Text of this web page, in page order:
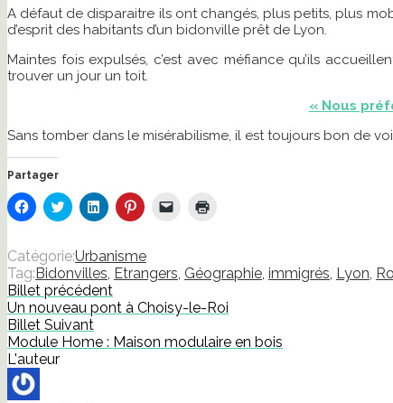
A défaut de disparaitre ils ont changés, plus petits, plus
d’esprit des habitants d’un bidonville prêt de Lyon.
Maintes fois expulsés, c’est avec méfiance qu’ils
trouver un jour un toit.
« Nous
Sans tomber dans le misérabilisme, il est toujours bon de
Partager
Cliquez
pour
Facebook(ouvre
dans
une
nouvelle
fenêtre)
Cliquez
pour
Twitter(ouvre
dans
une
nouvelle
fenêtre)
Cliquez
pour
LinkedIn(ouvre
dans
une
nouvelle
fenêtre)
Cliquez
pour
Pinterest(ouvre
dans
une
nouvelle
fenêtre)
Cliquer
pour
e-
un
ami(ouvre
dans
une
fenêtre)
Catégorie:Urbanisme
Tag: Bidonvilles, Etrangers, Géographie, immigrés, Lyon,
Billet précédent
Un nouveau pont à Choisy-le-Roi
Billet Suivant
Module Home : Maison modulaire en bois
L'auteur